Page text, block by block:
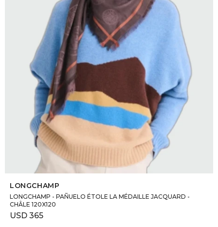
SELECCIONAR TALLE
LONGCHAMP
LONGCHAMP - PAÑUELO ÉTOLE LA MÉDAILLE JACQUARD -
CHÂLE 120X120
USD 365